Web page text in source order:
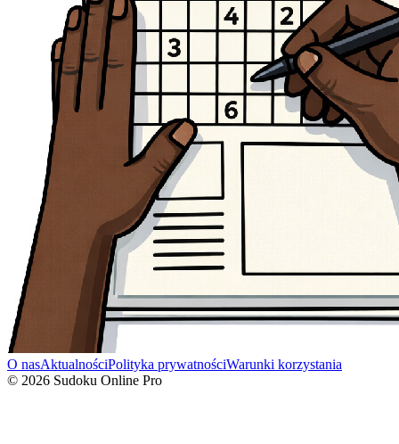
O nasAktualnościPolityka prywatnościWarunki korzystania
© 2026 Sudoku Online Pro